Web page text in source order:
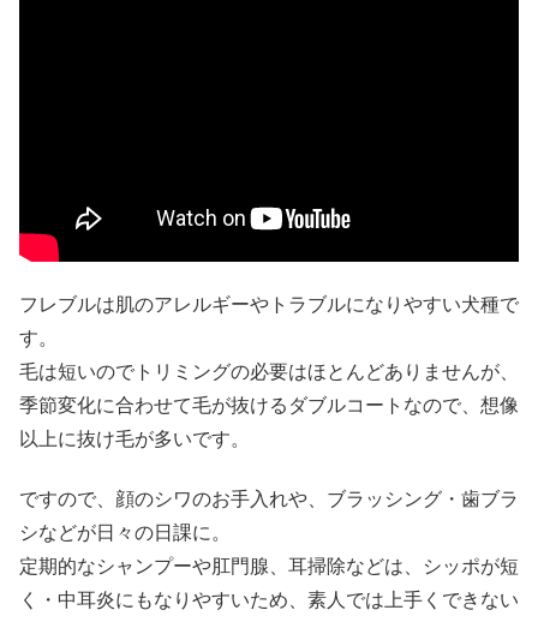
フレブルは肌のアレルギーやトラブルになりやすい犬種で
す。
毛は短いのでトリミングの必要はほとんどありませんが、
季節変化に合わせて毛が抜けるダブルコートなので、想像
以上に抜け毛が多いです。
ですので、顔のシワのお手入れや、ブラッシング・歯ブラ
シなどが日々の日課に。
定期的なシャンプーや肛門腺、耳掃除などは、シッポが短
く・中耳炎にもなりやすいため、素人では上手くできない